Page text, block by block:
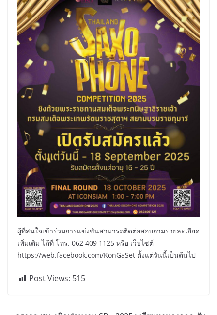
ผู้ที่สนใจเข้าร่วมการแข่งขันสามารถติดต่อสอบถามรายละเอียด
เพิ่มเติม ได้ที่ โทร. 062 409 1125 หรือ เว็บไซต์
https://web.facebook.com/KonGaSet ตั้งแต่วันนี้เป็นต้นไป
Post Views: 515